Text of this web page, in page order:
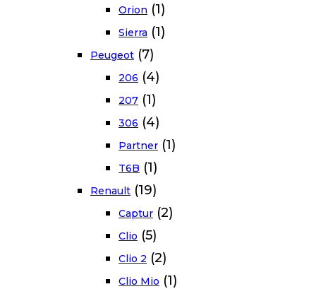
Orion (1)
Sierra (1)
Peugeot (7)
206 (4)
207 (1)
306 (4)
Partner (1)
T6B (1)
Renault (19)
Captur (2)
Clio (5)
Clio 2 (2)
Clio Mio (1)